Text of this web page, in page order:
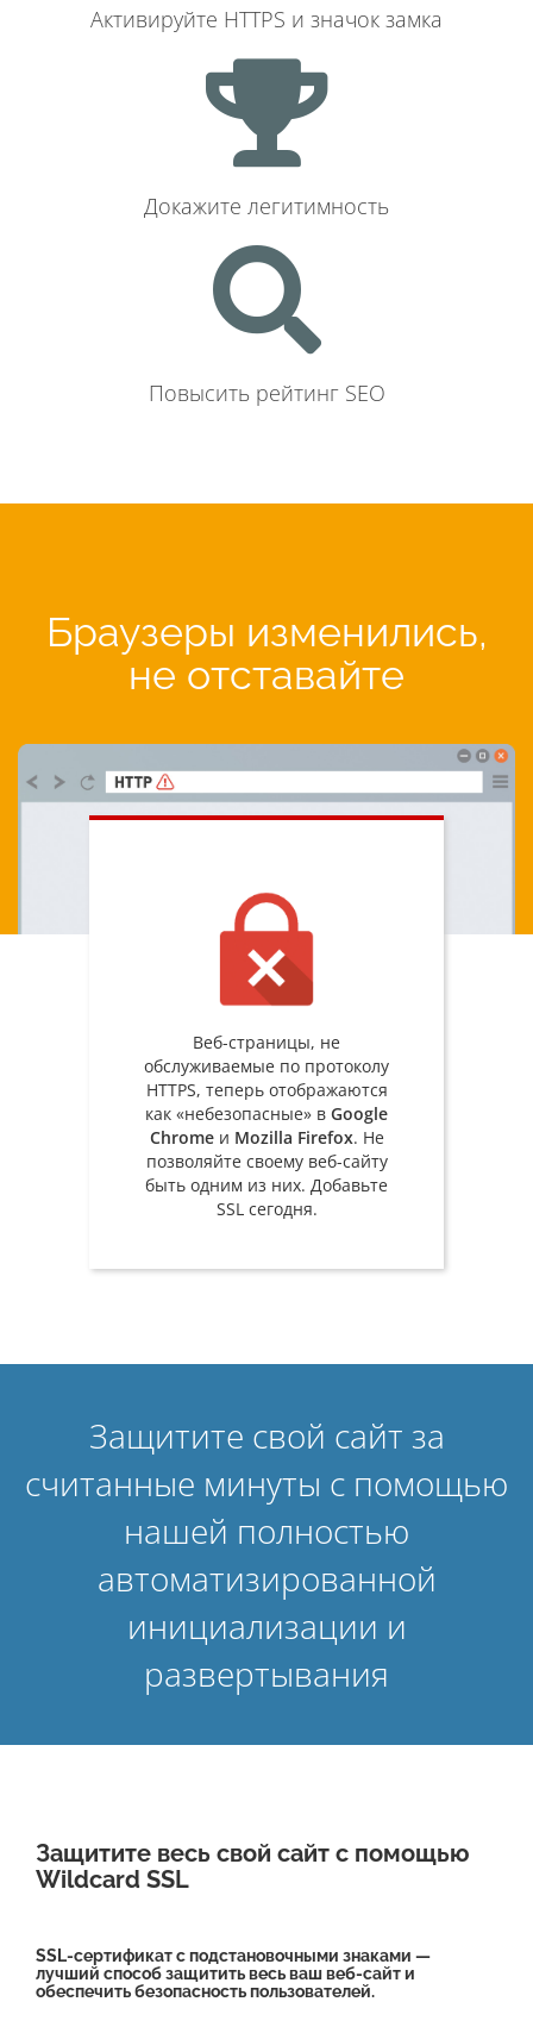
Активируйте HTTPS и значок замка
Докажите легитимность
Повысить рейтинг SEO
Браузеры изменились,
не отставайте
Веб-страницы, не
обслуживаемые по протоколу
HTTPS, теперь отображаются
как «небезопасные» в Google
Chromeи Mozilla Firefox. Не
позволяйте своему веб-сайту
быть одним из них. Добавьте
SSL сегодня.
Защитите свой сайт за
считанные минуты с помощью
нашей полностью
автоматизированной
инициализации и
развертывания
Защитите весь свой сайт с помощью
Wildcard SSL
SSL-сертификат с подстановочными знаками —
лучший способ защитить весь ваш веб-сайт и
обеспечить безопасность пользователей.